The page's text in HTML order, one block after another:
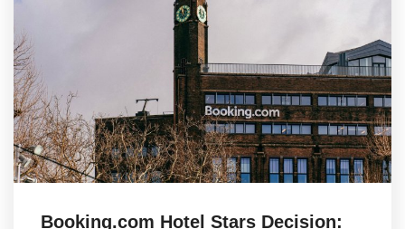
Business
Travel
World
Booking.com Hotel Stars Decision: